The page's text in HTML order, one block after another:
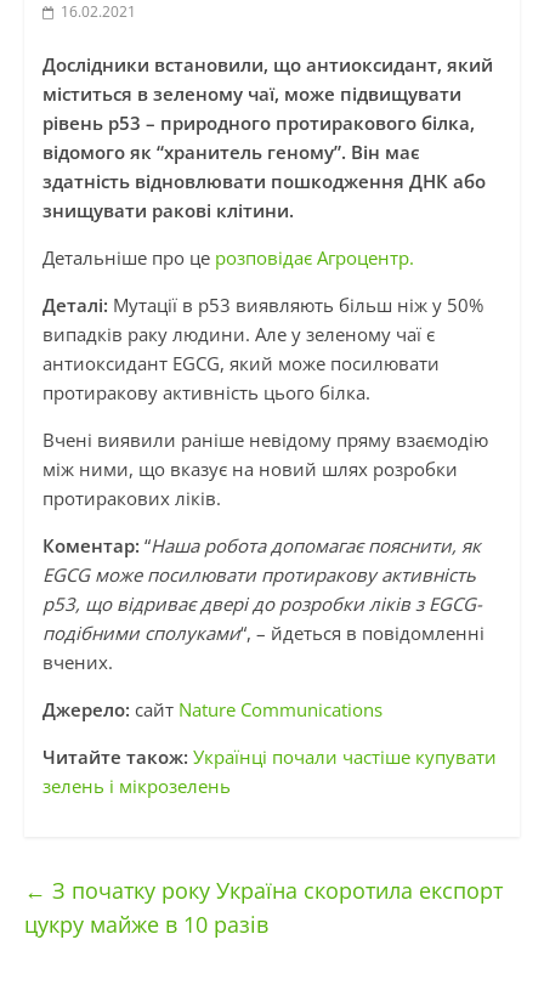
16.02.2021
Дослідники встановили, що антиоксидант, який
міститься в зеленому чаї, може підвищувати
рівень p53 – природного протиракового білка,
відомого як “хранитель геному”. Він має
здатність відновлювати пошкодження ДНК або
знищувати ракові клітини.
Детальніше про це розповідає Агроцентр.
Деталі: Мутації в p53 виявляють більш ніж у 50%
випадків раку людини. Але у зеленому чаї є
антиоксидант EGCG, який може посилювати
протиракову активність цього білка.
Вчені виявили раніше невідому пряму взаємодію
між ними, що вказує на новий шлях розробки
протиракових ліків.
Коментар: “Наша робота допомагає пояснити, як
EGCG може посилювати протиракову активність
p53, що відриває двері до розробки ліків з EGCG-
подібними сполуками“, – йдеться в повідомленні
вчених.
Джерело: сайт Nature Communications
Читайте також: Українці почали частіше купувати
зелень і мікрозелень
← З початку року Україна скоротила експорт
цукру майже в 10 разів